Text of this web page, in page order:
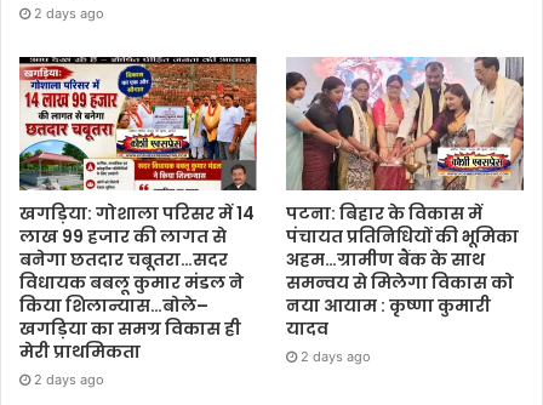
2 days ago
खगड़िया: गोशाला परिसर में 14
लाख 99 हजार की लागत से
बनेगा छतदार चबूतरा…सदर
विधायक बबलू कुमार मंडल ने
किया शिलान्यास…बोले–
खगड़िया का समग्र विकास ही
मेरी प्राथमिकता
2 days ago
पटना: बिहार के विकास में
पंचायत प्रतिनिधियों की भूमिका
अहम…ग्रामीण बैंक के साथ
समन्वय से मिलेगा विकास को
नया आयाम : कृष्णा कुमारी
यादव
2 days ago